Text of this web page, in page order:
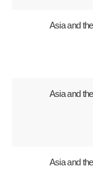
Asia and
Asia and
Asia and